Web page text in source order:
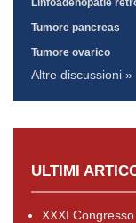
Linfoadenopatie
Tumore pancreas
Tumore ovarico
Altre discussioni »
ULTIMI
XXXI